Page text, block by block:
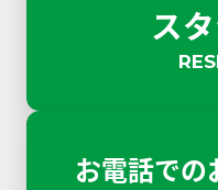
ス
お電話での